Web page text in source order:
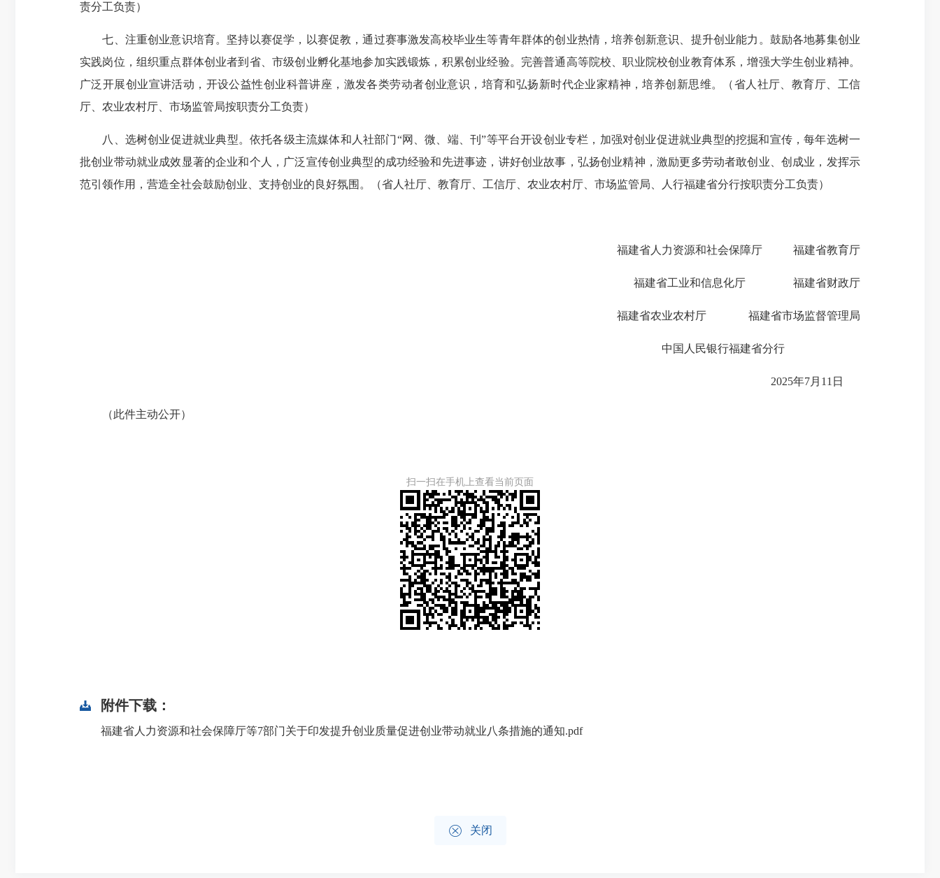
责分工负责）
七、注重创业意识培育。坚持以赛促学，以赛促教，通过赛事激发高校毕业生等青年群体的创业热情，培养创新意识、提升创业能力。鼓励各地募集创业
实践岗位，组织重点群体创业者到省、市级创业孵化基地参加实践锻炼，积累创业经验。完善普通高等院校、职业院校创业教育体系，增强大学生创业精神。
广泛开展创业宣讲活动，开设公益性创业科普讲座，激发各类劳动者创业意识，培育和弘扬新时代企业家精神，培养创新思维。（省人社厅、教育厅、工信
厅、农业农村厅、市场监管局按职责分工负责）
八、选树创业促进就业典型。依托各级主流媒体和人社部门“网、微、端、刊”等平台开设创业专栏，加强对创业促进就业典型的挖掘和宣传，每年选树一
批创业带动就业成效显著的企业和个人，广泛宣传创业典型的成功经验和先进事迹，讲好创业故事，弘扬创业精神，激励更多劳动者敢创业、创成业，发挥示
范引领作用，营造全社会鼓励创业、支持创业的良好氛围。（省人社厅、教育厅、工信厅、农业农村厅、市场监管局、人行福建省分行按职责分工负责）
福建省人力资源和社会保障厅 福建省教育厅
福建省工业和信息化厅 福建省财政厅
福建省农业农村厅 福建省市场监督管理局
中国人民银行福建省分行
2025年7月11日
（此件主动公开）
扫一扫在手机上查看当前页面
附件下载：
福建省人力资源和社会保障厅等7部门关于印发提升创业质量促进创业带动就业八条措施的通知.pdf
 关闭